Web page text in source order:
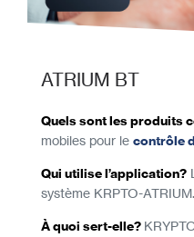
ATRIUM BT
Quels sont les produits
mobiles pour le contrôle
Qui utilise l’application?
système KRPTO-ATRIUM.
À quoi sert-elle?